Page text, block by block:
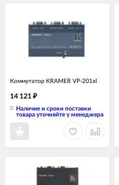
Коммутатор KRAMER VP-201xl
14 121 ₽
Наличие и сроки поставки
товара уточняйте у менеджера